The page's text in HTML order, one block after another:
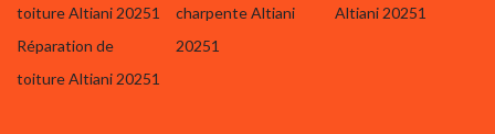
toiture Altiani 20251
Réparation de
toiture Altiani 20251
charpente Altiani
20251
Altiani 20251